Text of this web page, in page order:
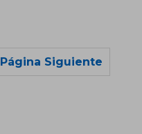
Página Siguiente